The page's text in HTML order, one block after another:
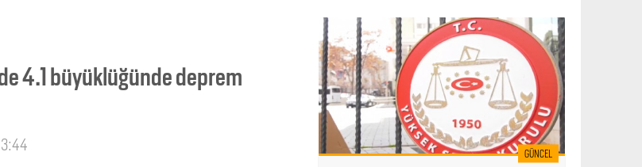
4.1 büyüklüğünde deprem
GÜNCEL